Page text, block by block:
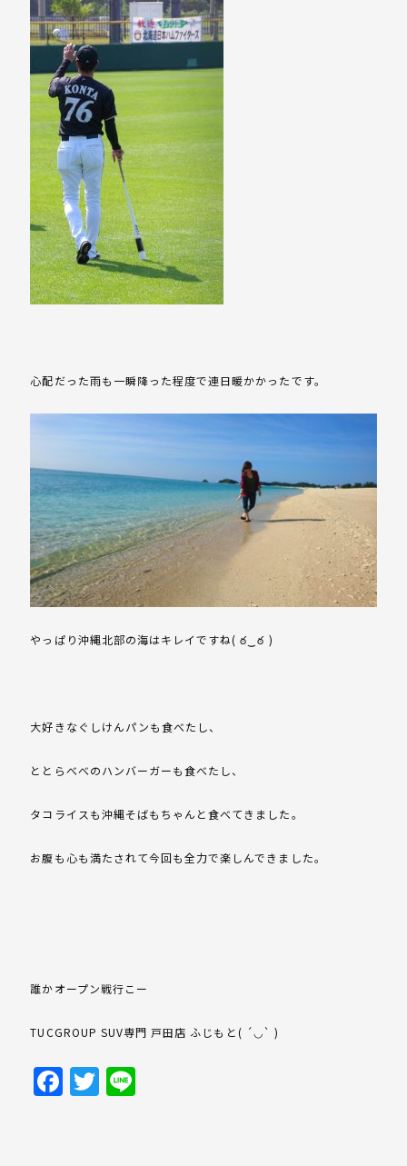
心配だった雨も一瞬降った程度で連日暖かかったです。
やっぱり沖縄北部の海はキレイですね( ఠ‿ఠ )
大好きなぐしけんパンも食べたし、
ととらべべのハンバーガーも食べたし、
タコライスも沖縄そばもちゃんと食べてきました。
お腹も心も満たされて今回も全力で楽しんできました。
誰かオープン戦行こー
TUCGROUP SUV専門 戸田店 ふじもと( ´◡` )
Facebook
Twitter